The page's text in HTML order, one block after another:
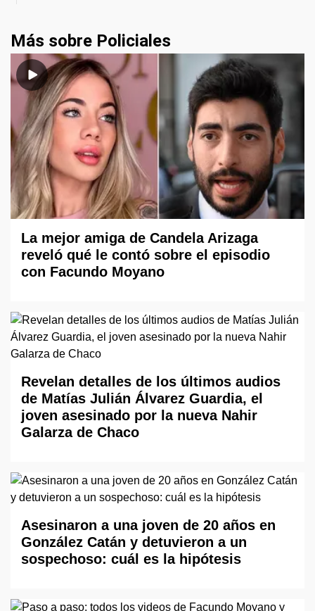
Más sobre Policiales
La mejor amiga de Candela Arizaga
reveló qué le contó sobre el episodio
con Facundo Moyano
Revelan detalles de los últimos audios
de Matías Julián Álvarez Guardia, el
joven asesinado por la nueva Nahir
Galarza de Chaco
Asesinaron a una joven de 20 años en
González Catán y detuvieron a un
sospechoso: cuál es la hipótesis